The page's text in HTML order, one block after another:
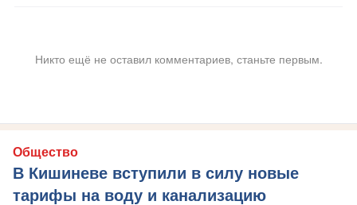
Никто ещё не оставил комментариев, станьте первым.
Общество
В Кишиневе вступили в силу новые
тарифы на воду и канализацию